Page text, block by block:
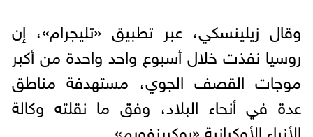
وقال زيلينسكي، عبر تطبيق «تليجرام»، إن
روسيا نفذت خلال أسبوع واحد واحدة من أكبر
موجات القصف الجوي، مستهدفة مناطق
عدة في أنحاء البلاد، وفق ما نقلته وكالة
الأنباء الأوكرانية «يوكرينفورم».